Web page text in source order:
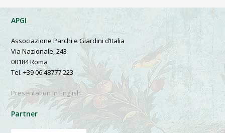
APGI
Associazione Parchi e Giardini d’Italia
Via Nazionale, 243
00184 Roma
Tel. +39 06 48777 223
Presentation in English
Partner